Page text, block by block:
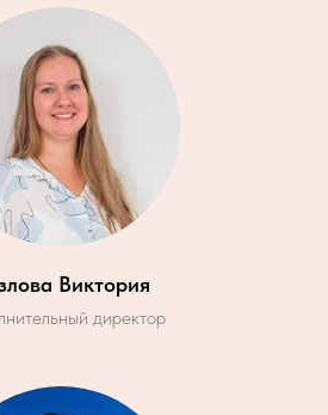
Виктория
директор